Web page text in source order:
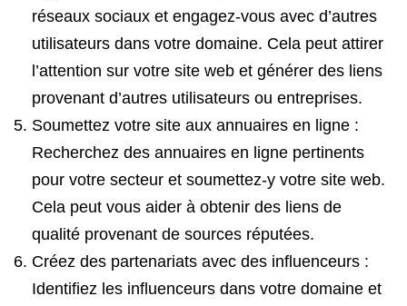
réseaux sociaux et engagez-vous avec d’autres
utilisateurs dans votre domaine. Cela peut attirer
l’attention sur votre site web et générer des liens
provenant d’autres utilisateurs ou entreprises.
Soumettez votre site aux annuaires en ligne :
Recherchez des annuaires en ligne pertinents
pour votre secteur et soumettez-y votre site web.
Cela peut vous aider à obtenir des liens de
qualité provenant de sources réputées.
Créez des partenariats avec des influenceurs :
Identifiez les influenceurs dans votre domaine et